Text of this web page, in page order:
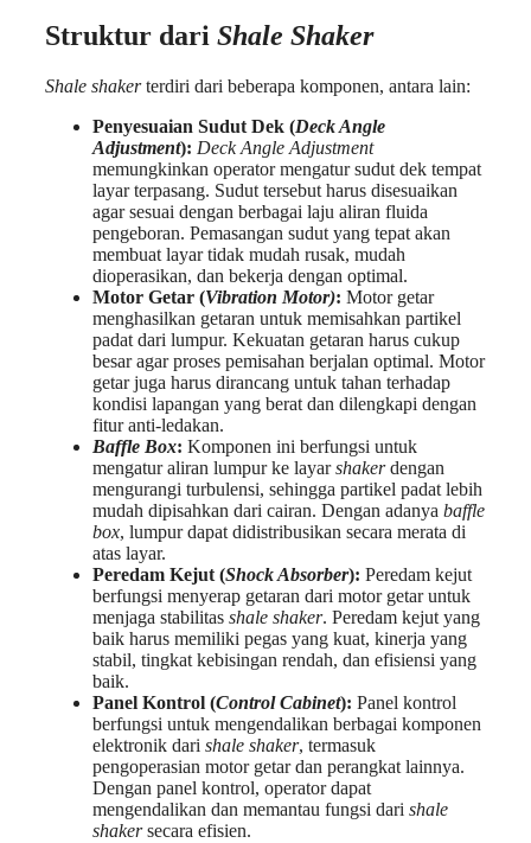
Struktur dari Shale Shaker
Shale shakerterdiri dari beberapa komponen, antara lain:
Penyesuaian Sudut Dek (Deck Angle
Adjustment): Deck Angle Adjustment
memungkinkan operator mengatur sudut dek tempat
layar terpasang. Sudut tersebut harus disesuaikan
agar sesuai dengan berbagai laju aliran fluida
pengeboran. Pemasangan sudut yang tepat akan
membuat layar tidak mudah rusak, mudah
dioperasikan, dan bekerja dengan optimal.
Motor Getar (Vibration Motor): Motor getar
menghasilkan getaran untuk memisahkan partikel
padat dari lumpur. Kekuatan getaran harus cukup
besar agar proses pemisahan berjalan optimal. Motor
getar juga harus dirancang untuk tahan terhadap
kondisi lapangan yang berat dan dilengkapi dengan
fitur anti-ledakan.
Baffle Box: Komponen ini berfungsi untuk
mengatur aliran lumpur ke layarshakerdengan
mengurangi turbulensi, sehingga partikel padat lebih
mudah dipisahkan dari cairan. Dengan adanya baffle
box, lumpur dapat didistribusikan secara merata di
atas layar.
Peredam Kejut (Shock Absorber): Peredam kejut
berfungsi menyerap getaran dari motor getar untuk
menjaga stabilitas shale shaker. Peredam kejut yang
baik harus memiliki pegas yang kuat, kinerja yang
stabil, tingkat kebisingan rendah, dan efisiensi yang
baik.
Panel Kontrol (Control Cabinet): Panel kontrol
berfungsi untuk mengendalikan berbagai komponen
elektronik dari shale shaker, termasuk
pengoperasian motor getar dan perangkat lainnya.
Dengan panel kontrol, operator dapat
mengendalikan dan memantau fungsi dari shale
shakersecara efisien.